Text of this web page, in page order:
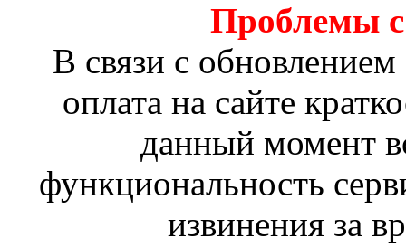
Проблемы с
В связи с
оплата на сайте
данный момент
функциональность
извинения за